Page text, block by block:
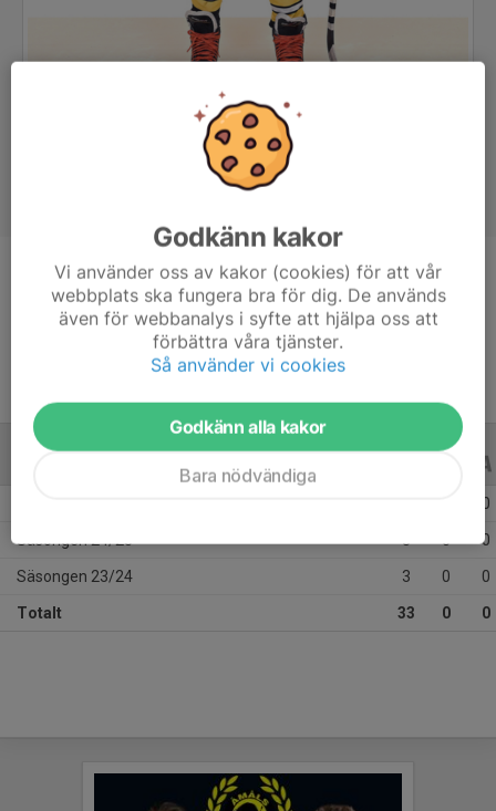
Position
-
12 år
ALLA ÅR
0
Säsongen 24/25 8 0 0
Säsongen 23/24 3 0 0
Totalt 33 0 0
Godkänn kakor
Vi använder oss av kakor (cookies) för att vår
webbplats ska fungera bra för dig. De används
även för webbanalys i syfte att hjälpa oss att
förbättra våra tjänster.
Så använder vi cookies
Godkänn alla kakor
Bara nödvändiga